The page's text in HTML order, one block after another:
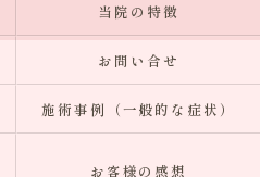
当院の特徴
お問い合せ
施術事例（一般的な症状）
お客様の感想